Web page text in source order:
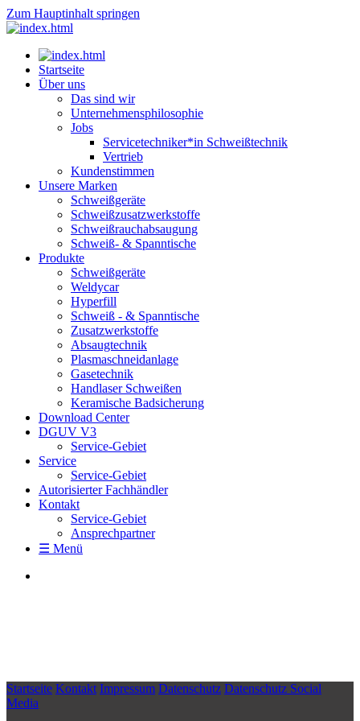
Zum Hauptinhalt springen
Startseite
Über uns
Das sind wir
Unternehmensphilosophie
Jobs
Servicetechniker*in Schweißtechnik
Vertrieb
Kundenstimmen
Unsere Marken
Schweißgeräte
Schweißzusatzwerkstoffe
Schweißrauchabsaugung
Schweiß- & Spanntische
Produkte
Schweißgeräte
Weldycar
Hyperfill
Schweiß - & Spanntische
Zusatzwerkstoffe
Absaugtechnik
Plasmaschneidanlage
Gasetechnik
Handlaser Schweißen
Keramische Badsicherung
Download Center
DGUV V3
Service-Gebiet
Service
Service-Gebiet
Autorisierter Fachhändler
Kontakt
Service-Gebiet
Ansprechpartner
☰ Menü
Startseite Kontakt Impressum Datenschutz Datenschutz Social
Media